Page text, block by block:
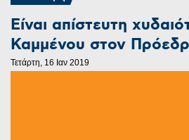
Είναι απίστευτη
Καμμένου στον
Τετάρτη, 16 Ιαν 2019